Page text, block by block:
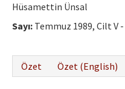
Hüsamettin Ünsal
Sayı: Temmuz 1989, Cilt V -
Özet
Özet (English)